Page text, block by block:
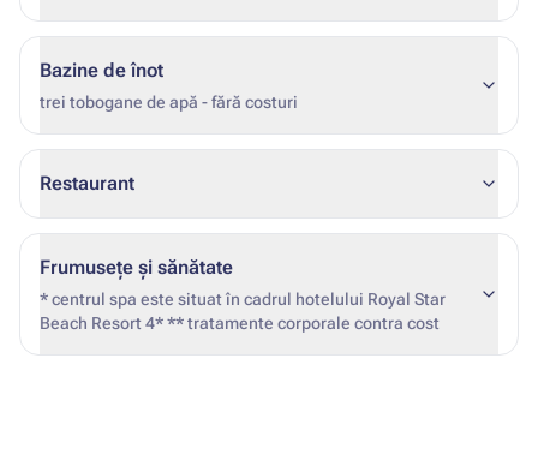
Bazine de înot
trei tobogane de apă - fără costuri
Restaurant
Frumusețe și sănătate
* centrul spa este situat în cadrul hotelului Royal Star
Beach Resort 4* ** tratamente corporale contra cost